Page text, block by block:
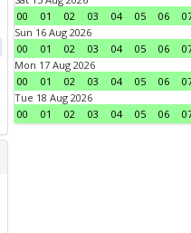
00
01 02 03 04 05 06
Sun 16 Aug 2026
00
01 02 03 04 05 06
Mon 17 Aug 2026
00
01 02 03 04 05 06
Tue 18 Aug 2026
00
01 02 03 04 05 06